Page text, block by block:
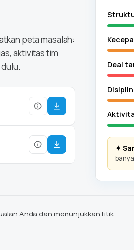
peta masalah:
aktivitas tim
Deal
✦
Anda dan menunjukkan titik